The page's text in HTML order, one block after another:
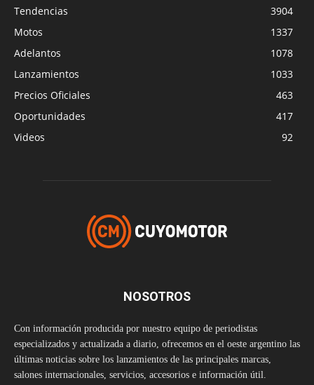
Tendencias
3904
Motos
1337
Adelantos
1078
Lanzamientos
1033
Precios Oficiales
463
Oportunidades
417
Videos
92
NOSOTROS
Con información producida por nuestro equipo de periodistas
especializados y actualizada a diario, ofrecemos en el oeste argentino las
últimas noticias sobre los lanzamientos de las principales marcas,
salones internacionales, servicios, accesorios e información útil.